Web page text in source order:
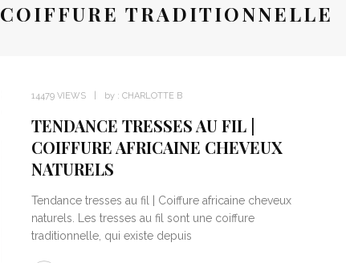
COIFFURE TRADITIONNELLE
14479 VIEWS by : CHARLOTTE B
TENDANCE TRESSES AU FIL |
COIFFURE AFRICAINE CHEVEUX
NATURELS
Tendance tresses au fil | Coiffure africaine cheveux
naturels. Les tresses au fil sont une coiffure
traditionnelle, qui existe depuis